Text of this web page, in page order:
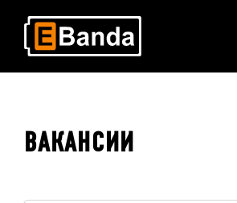
ВАКАНСИИ